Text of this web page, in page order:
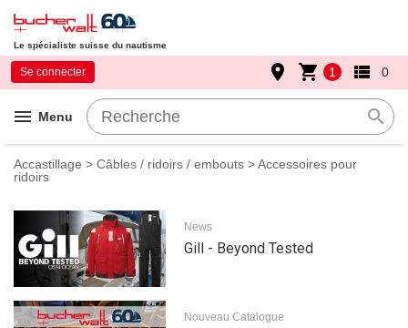
Le spécialiste suisse du nautisme
menu Menu search
Se connecter place shopping_cart 1 view_list 0
Accastillage > Câbles / ridoirs / embouts > Accessoires pour
ridoirs
News
Gill - Beyond Tested
Nouveau Catalogue